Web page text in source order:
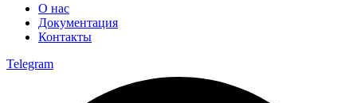
О нас
Документация
Контакты
Telegram